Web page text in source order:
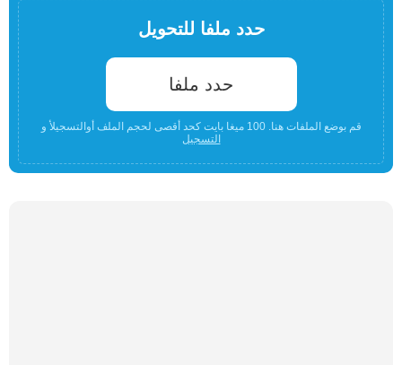
حدد ملفا للتحويل
حدد ملفا
قم بوضع الملفات هنا. 100 ميغا بايت كحد أقصى لحجم الملف أوالتسجيلأ و
التسجيل